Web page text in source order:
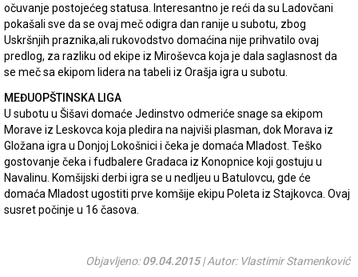
očuvanje postojećeg statusa. Interesantno je reći da su Ladovčani
pokašali sve da se ovaj meč odigra dan ranije u subotu, zbog
Uskršnjih praznika,ali rukovodstvo domaćina nije prihvatilo ovaj
predlog, za razliku od ekipe iz Miroševca koja je dala saglasnost da
se meč sa ekipom lidera na tabeli iz Orašja igra u subotu.
MEĐUOPŠTINSKA LIGA
U subotu u Šišavi domaće Jedinstvo odmeriće snage sa ekipom
Morave iz Leskovca koja pledira na najviši plasman, dok Morava iz
Gložana igra u Donjoj Lokošnici i čeka je domaća Mladost. Teško
gostovanje čeka i fudbalere Gradaca iz Konopnice koji gostuju u
Navalinu. Komšijski derbi igra se u nedljeu u Batulovcu, gde će
domaća Mladost ugostiti prve komšije ekipu Poleta iz Stajkovca. Ovaj
susret počinje u 16 časova.
Objavljeno:09.04.2015| Autor: Vlastimir Stamenković